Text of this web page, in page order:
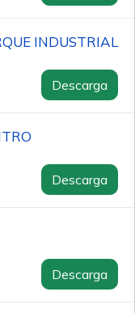
INDUSTRIAL
Descarga
Descarga
Descarga